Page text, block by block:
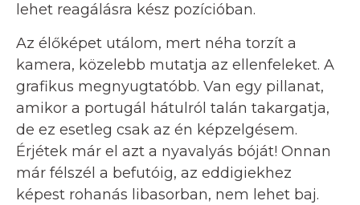
lehet reagálásra kész pozícióban.
Az élőképet utálom, mert néha torzít a
kamera, közelebb mutatja az ellenfeleket. A
grafikus megnyugtatóbb. Van egy pillanat,
amikor a portugál hátulról talán takargatja,
de ez esetleg csak az én képzelgésem.
Érjétek már el azt a nyavalyás bóját! Onnan
már félszél a befutóig, az eddigiekhez
képest rohanás libasorban, nem lehet baj.